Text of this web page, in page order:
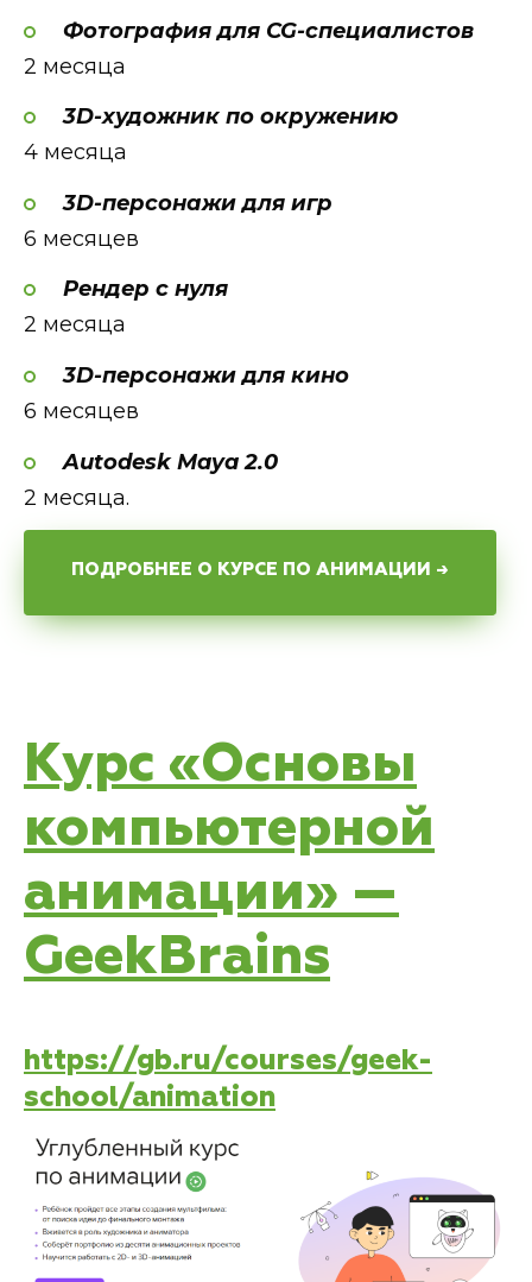
Фотография для CG-специалистов
2 месяца
3D-художник по окружению
4 месяца
3D-персонажи для игр
6 месяцев
Рендер с нуля
2 месяца
3D-персонажи для кино
6 месяцев
Autodesk Maya 2.0
2 месяца.
ПОДРОБНЕЕ О КУРСЕ ПО АНИМАЦИИ →
Курс «Основы
компьютерной
анимации» —
GeekBrains
https://gb.ru/courses/geek-
school/animation